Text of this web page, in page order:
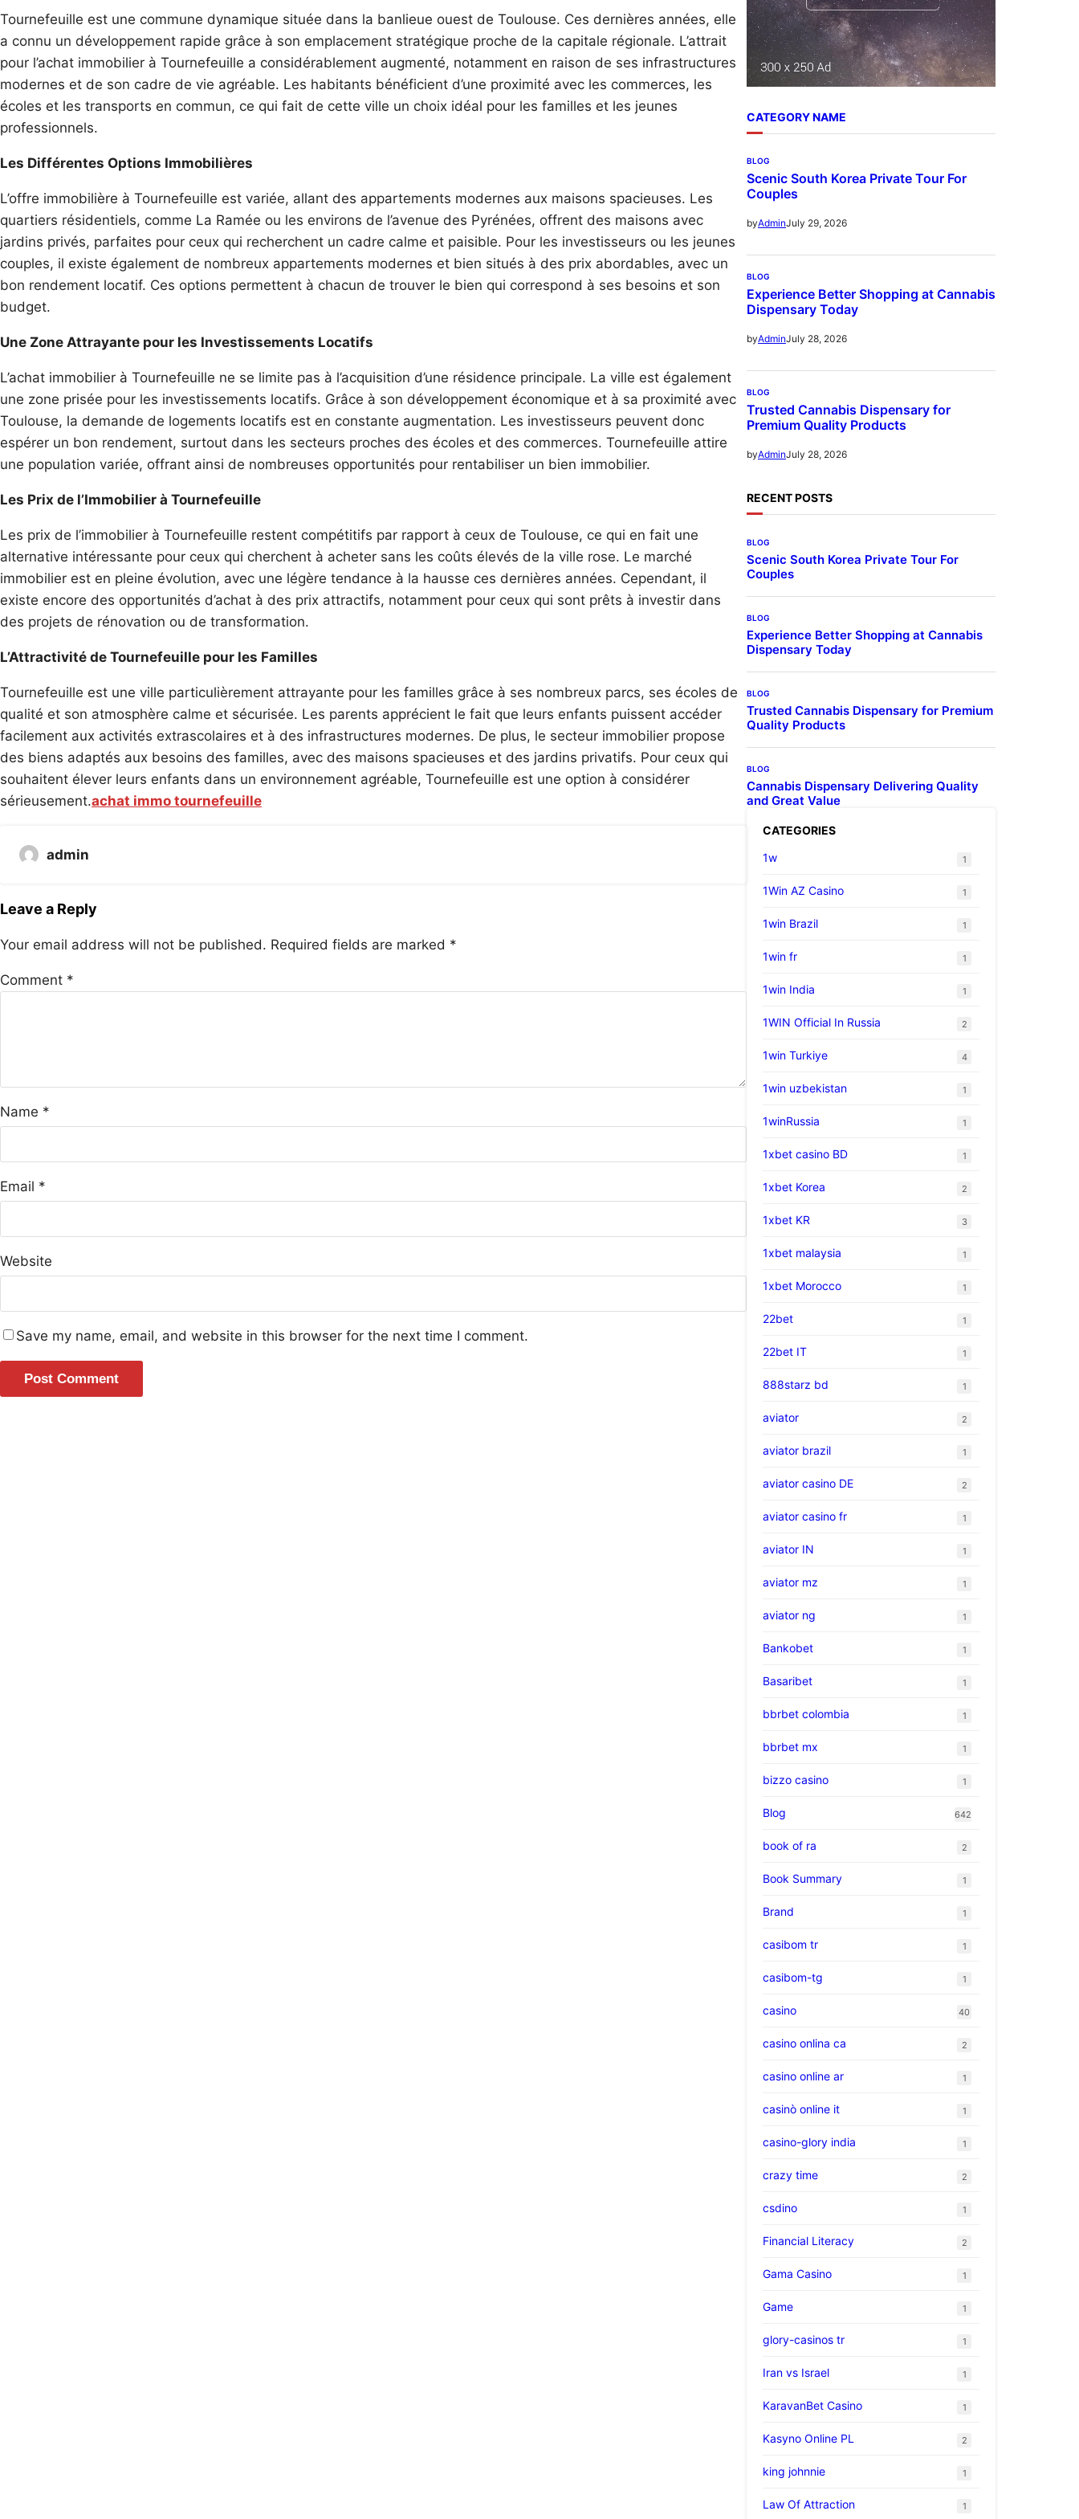
Tournefeuille est une commune dynamique située dans la banlieue ouest de Toulouse. Ces dernières années, elle
a connu un développement rapide grâce à son emplacement stratégique proche de la capitale régionale. L’attrait
pour l’achat immobilier à Tournefeuille a considérablement augmenté, notamment en raison de ses infrastructures
modernes et de son cadre de vie agréable. Les habitants bénéficient d’une proximité avec les commerces, les
écoles et les transports en commun, ce qui fait de cette ville un choix idéal pour les familles et les jeunes
professionnels.
Les Différentes Options Immobilières
L’offre immobilière à Tournefeuille est variée, allant des appartements modernes aux maisons spacieuses. Les
quartiers résidentiels, comme La Ramée ou les environs de l’avenue des Pyrénées, offrent des maisons avec
jardins privés, parfaites pour ceux qui recherchent un cadre calme et paisible. Pour les investisseurs ou les jeunes
couples, il existe également de nombreux appartements modernes et bien situés à des prix abordables, avec un
bon rendement locatif. Ces options permettent à chacun de trouver le bien qui correspond à ses besoins et son
budget.
Une Zone Attrayante pour les Investissements Locatifs
L’achat immobilier à Tournefeuille ne se limite pas à l’acquisition d’une résidence principale. La ville est également
une zone prisée pour les investissements locatifs. Grâce à son développement économique et à sa proximité avec
Toulouse, la demande de logements locatifs est en constante augmentation. Les investisseurs peuvent donc
espérer un bon rendement, surtout dans les secteurs proches des écoles et des commerces. Tournefeuille attire
une population variée, offrant ainsi de nombreuses opportunités pour rentabiliser un bien immobilier.
Les Prix de l’Immobilier à Tournefeuille
Les prix de l’immobilier à Tournefeuille restent compétitifs par rapport à ceux de Toulouse, ce qui en fait une
alternative intéressante pour ceux qui cherchent à acheter sans les coûts élevés de la ville rose. Le marché
immobilier est en pleine évolution, avec une légère tendance à la hausse ces dernières années. Cependant, il
existe encore des opportunités d’achat à des prix attractifs, notamment pour ceux qui sont prêts à investir dans
des projets de rénovation ou de transformation.
L’Attractivité de Tournefeuille pour les Familles
Tournefeuille est une ville particulièrement attrayante pour les familles grâce à ses nombreux parcs, ses écoles de
qualité et son atmosphère calme et sécurisée. Les parents apprécient le fait que leurs enfants puissent accéder
facilement aux activités extrascolaires et à des infrastructures modernes. De plus, le secteur immobilier propose
des biens adaptés aux besoins des familles, avec des maisons spacieuses et des jardins privatifs. Pour ceux qui
souhaitent élever leurs enfants dans un environnement agréable, Tournefeuille est une option à considérer
sérieusement.achat immo tournefeuille
admin
Leave a Reply
Your email address will not be published. Required fields are marked *
Comment *
Name *
Email *
Website
Save my name, email, and website in this browser for the next time I comment.
CATEGORY NAME
BLOG
Scenic South Korea Private Tour For
Couples
byAdminJuly 29, 2026
BLOG
Experience Better Shopping at Cannabis
Dispensary Today
byAdminJuly 28, 2026
BLOG
Trusted Cannabis Dispensary for
Premium Quality Products
byAdminJuly 28, 2026
RECENT POSTS
BLOG
Scenic South Korea Private Tour For
Couples
BLOG
Experience Better Shopping at Cannabis
Dispensary Today
BLOG
Trusted Cannabis Dispensary for Premium
Quality Products
BLOG
Cannabis Dispensary Delivering Quality
and Great Value
CATEGORIES
1w
1
1Win AZ Casino 1
1win Brazil 1
1win fr 1
1win India 1
1WIN Official In Russia 2
1win Turkiye 4
1win uzbekistan 1
1winRussia 1
1xbet casino BD 1
1xbet Korea 2
1xbet KR 3
1xbet malaysia 1
1xbet Morocco 1
22bet 1
22bet IT 1
888starz bd 1
aviator 2
aviator brazil 1
aviator casino DE 2
aviator casino fr 1
aviator IN 1
aviator mz 1
aviator ng 1
Bankobet 1
Basaribet 1
bbrbet colombia 1
bbrbet mx 1
bizzo casino 1
Blog 642
book of ra 2
Book Summary 1
Brand 1
casibom tr 1
casibom-tg 1
casino 40
casino onlina ca 2
casino online ar 1
casinò online it 1
casino-glory india 1
crazy time 2
csdino 1
Financial Literacy 2
Gama Casino 1
Game 1
glory-casinos tr 1
Iran vs Israel 1
KaravanBet Casino 1
Kasyno Online PL 2
king johnnie 1
Law Of Attraction 1